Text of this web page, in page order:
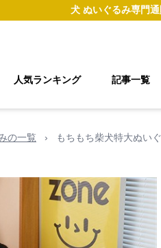
犬 ぬいぐるみ専門
人気ランキング 記事一覧
の一覧 › もちもち柴犬特大ぬい